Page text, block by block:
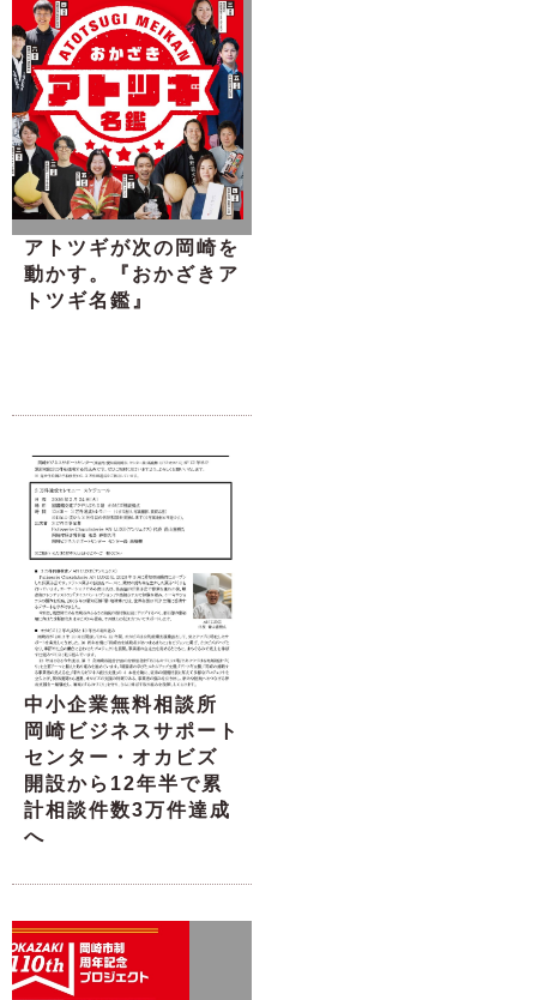
アトツギが次の岡崎を
動かす。『おかざきア
トツギ名鑑』
中小企業無料相談所
岡崎ビジネスサポート
センター・オカビズ
開設から12年半で累
計相談件数3万件達成
へ